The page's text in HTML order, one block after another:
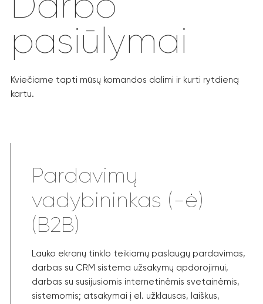
pasiūlymai
Kviečiame tapti mūsų komandos dalimi ir kurti rytdieną
kartu.
Pardavimų
vadybininkas (-ė)
(B2B)
Lauko ekranų tinklo teikiamų paslaugų pardavimas,
darbas su CRM sistema užsakymų apdorojimui,
darbas su susijusiomis internetinėmis svetainėmis,
sistemomis; atsakymai į el. užklausas, laiškus,